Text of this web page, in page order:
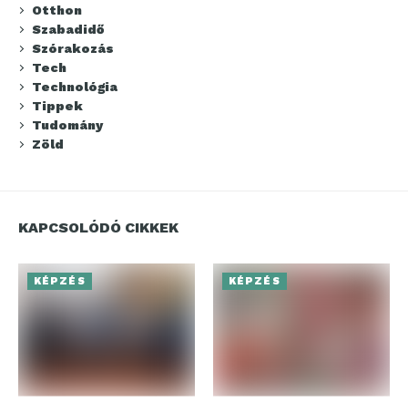
Otthon
Szabadidő
Szórakozás
Tech
Technológia
Tippek
Tudomány
Zöld
KAPCSOLÓDÓ CIKKEK
KÉPZÉS KÉPZÉS